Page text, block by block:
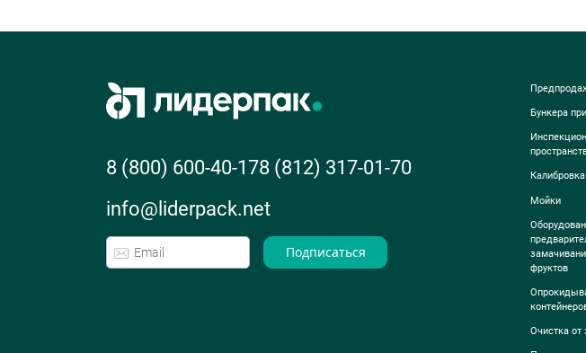
8 (800) 600-40-178 (812) 317-01-70
info@liderpack.net
Подписаться
Бункера
Мойки
фруктов
Очистка от